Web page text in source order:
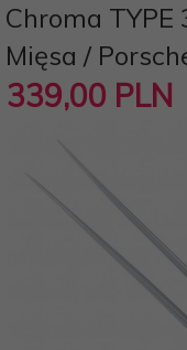
Chroma
Mięsa /
339,00 PLN